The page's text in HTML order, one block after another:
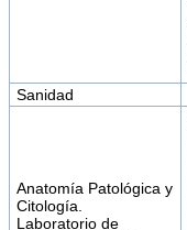
Sanidad
Anatomía Patológica y
Citología.
Laboratorio de